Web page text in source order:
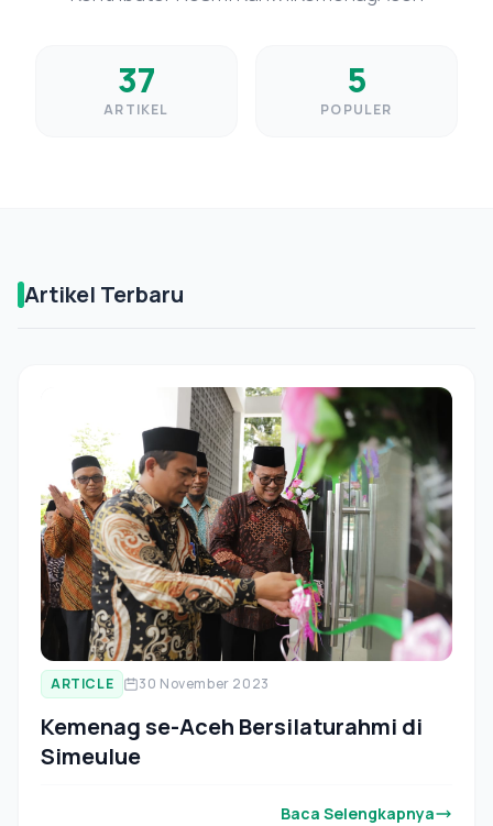
37
ARTIKEL
5
POPULER
Artikel Terbaru
ARTICLE 30 November 2023
Kemenag se-Aceh Bersilaturahmi di
Simeulue
Baca Selengkapnya